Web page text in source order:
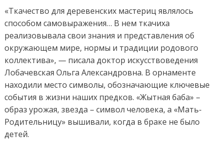
«Ткачество для деревенских мастериц являлось
способом самовыражения… В нем ткачиха
реализовывала свои знания и представления об
окружающем мире, нормы и традиции родового
коллектива», — писала доктор искусствоведения
Лобачевская Ольга Александровна. В орнаменте
находили место символы, обозначающие ключевые
события в жизни наших предков. «Жытная баба» –
образ урожая, звезда – символ человека, а «Мать-
Родительницу» вышивали, когда в браке не было
детей.